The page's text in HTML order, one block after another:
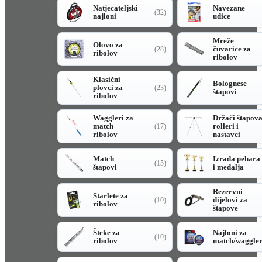
Natjecateljski
najloni
(32)
Navezane
udice
Olovo za
ribolov
(28)
Mreže
čuvarice za
ribolov
Klasični
plovci za
ribolov
(23)
Bolognese
štapovi
Waggleri za
match
ribolov
(17)
Držači štapova
rolleri i
nastavci
Match
štapovi
(15)
Izrada pehara
i medalja
Starlete za
ribolov
(10)
Rezervni
dijelovi za
štapove
Šteke za
ribolov
(10)
Najloni za
match/waggler